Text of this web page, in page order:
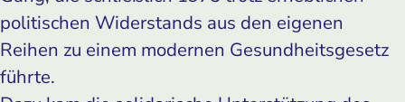
politischen Widerstands aus den eigenen
Reihen zu einem modernen Gesundheitsgesetz
führte.